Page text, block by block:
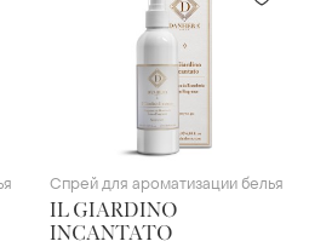
Спрей для ароматизации белья
IL GIARDINO
INCANTATO